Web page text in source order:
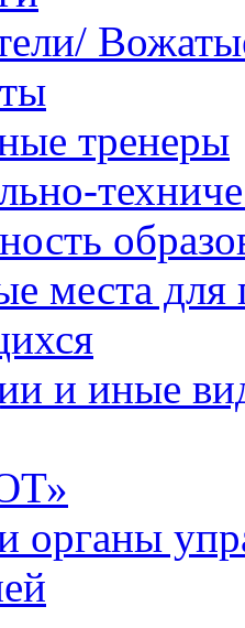
тренеры
места для
и иные
органы